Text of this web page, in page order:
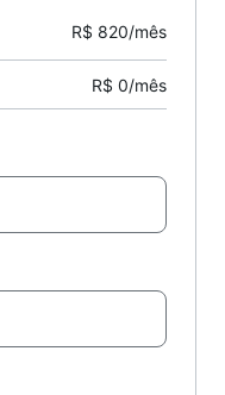
R$ 820/mês
R$ 0/mês